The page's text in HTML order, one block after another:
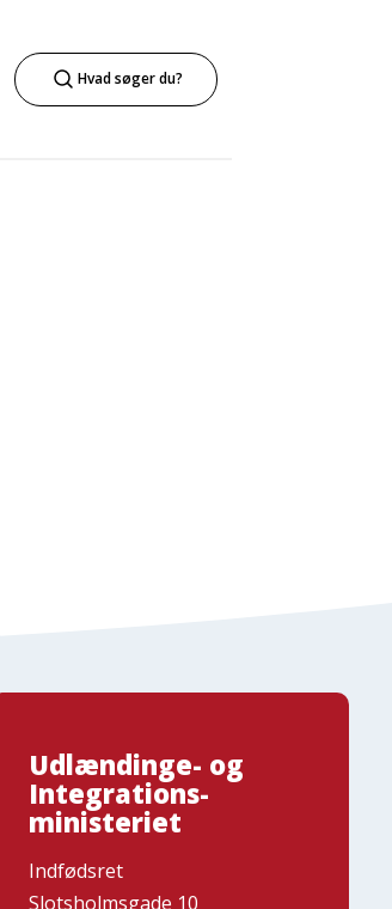
Hvad søger du?
Udlændinge- og
Integrations-
ministeriet
Indfødsret
Slotsholmsgade 10